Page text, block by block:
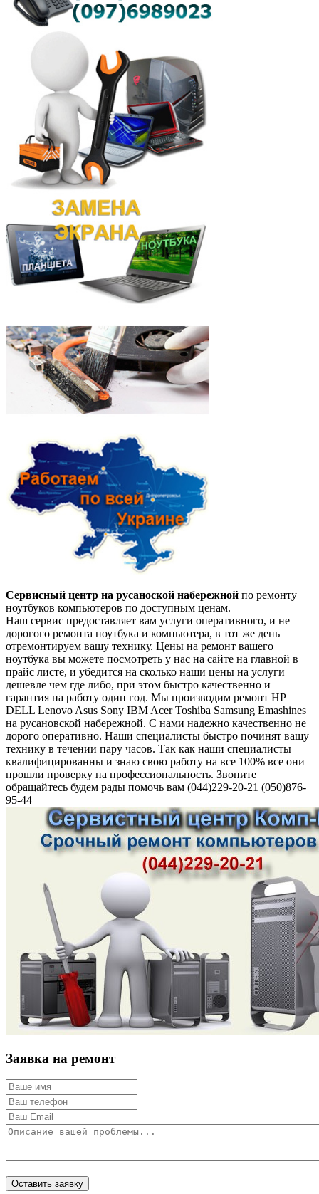
Сервисный центр на русаноской набережной по ремонту
ноутбуков компьютеров по доступным ценам.
Наш сервис предоставляет вам услуги оперативного, и не
дорогого ремонта ноутбука и компьютера, в тот же день
отремонтируем вашу технику. Цены на ремонт вашего
ноутбука вы можете посмотреть у нас на сайте на главной в
прайс листе, и убедится на сколько наши цены на услуги
дешевле чем где либо, при этом быстро качественно и
гарантия на работу один год. Мы производим ремонт HP
DELL Lenovo Asus Sony IBM Acer Toshiba Samsung Emashines
на русановской набережной. С нами надежно качественно не
дорого оперативно. Наши специалисты быстро починят вашу
технику в течении пару часов. Так как наши специалисты
квалифицированны и знаю свою работу на все 100% все они
прошли проверку на профессиональность. Звоните
обращайтесь будем рады помочь вам (044)229-20-21 (050)876-
95-44
Заявка на ремонт